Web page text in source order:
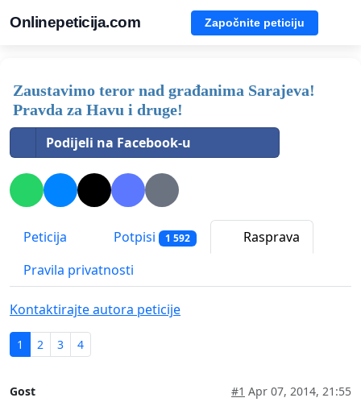
Onlinepeticija.com Započnite peticiju
Zaustavimo teror nad građanima Sarajeva!
Pravda za Havu i druge!
Podijeli na Facebook-u
Peticija Potpisi 1 592
Rasprava
Pravila privatnosti
Kontaktirajte autora peticije
1 2 3 4
Gost #1 Apr 07, 2014, 21:55